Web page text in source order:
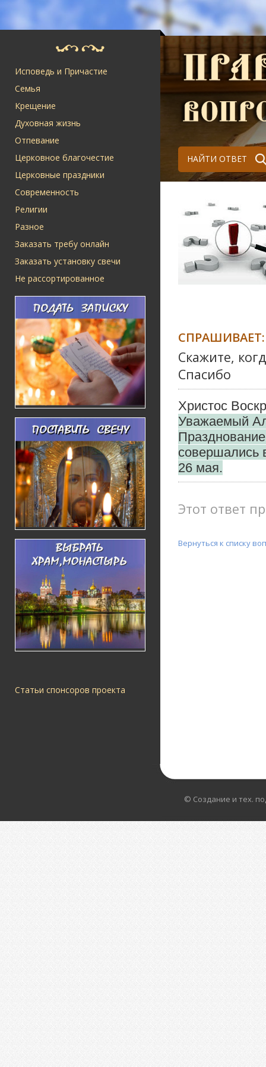
Исповедь и Причастие
Семья
Крещение
Духовная жизнь
Отпевание
Церковное благочестие
Церковные праздники
Современность
Религии
Разное
Заказать требу онлайн
Заказать установку свечи
Не рассортированное
Статьи спонсоров проекта
НАЙТИ ОТВЕТ
СПРАШИВАЕТ:
Скажите,
Спасибо
Христос
Уважаемый
совершались
26 мая.
Этот ответ
Вернуться к списку
© Создание и тех.